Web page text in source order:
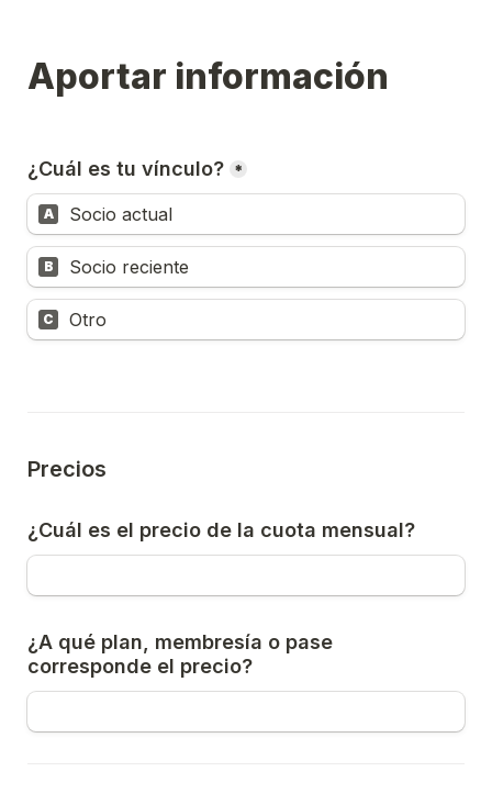
Aportar información
¿Cuál es tu vínculo? *
A Socio actual
B Socio reciente
C Otro
Precios
¿Cuál es el precio de la cuota mensual?
¿A qué plan, membresía o pase
corresponde el precio?